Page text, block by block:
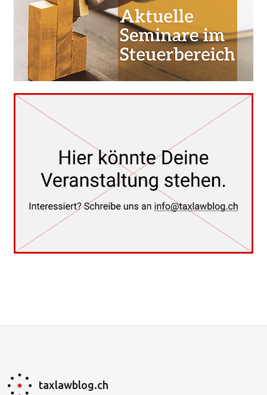
taxlawblog.ch